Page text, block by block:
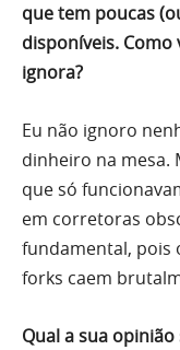
que tem poucas
disponíveis. Como
ignora?
Eu não ignoro
dinheiro na mesa.
que só
em corretoras
fundamental, pois
forks caem
Qual a sua